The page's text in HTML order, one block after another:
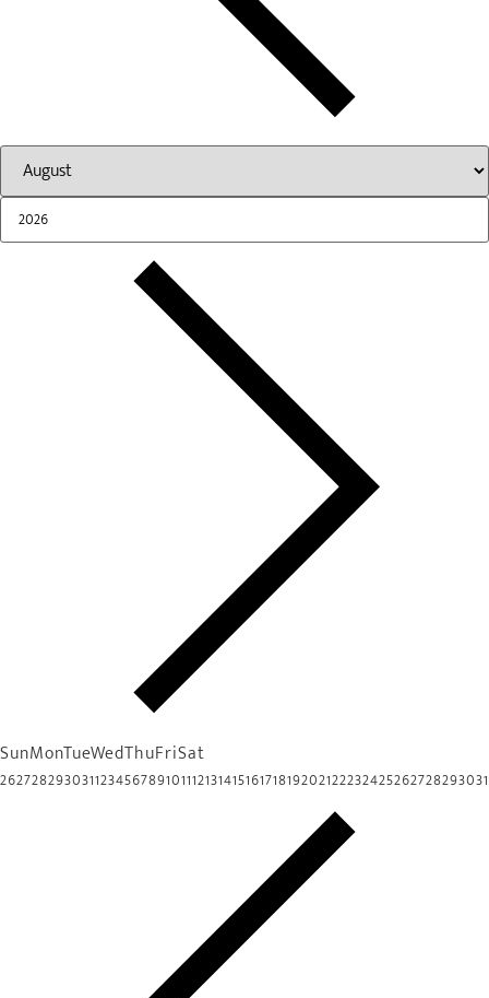
SunMonTueWedThuFriSat
26272829303112345678910111213141516171819202122232425262728293031